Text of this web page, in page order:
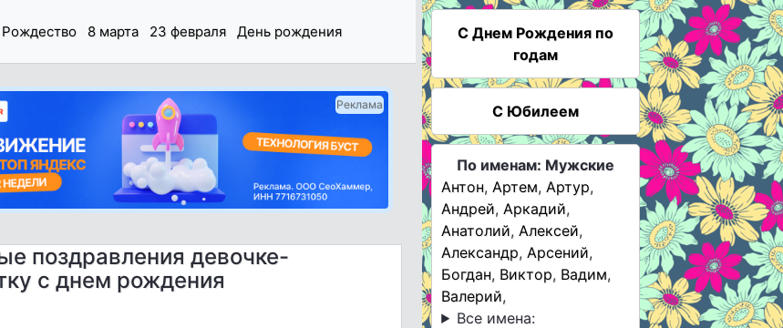
Рождество 8 марта 23 февраля День рождения
Реклама
поздравления девочке-
с днем рождения
C Днем Рождения по
годам
С Юбилеем
По именам: Мужские
Антон,Артем,Артур,
Андрей,Аркадий,
Анатолий,Алексей,
Александр,Арсений,
Богдан, Виктор, Вадим,
Валерий,
Все имена: